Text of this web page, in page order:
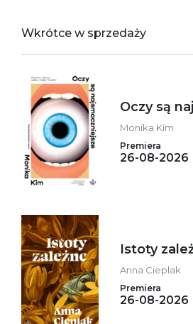
Wkrótce w sprzedaży
Oczy są
Monika Kim
Premiera
26-08-2026
Istoty
Anna Cieplak
Premiera
26-08-2026